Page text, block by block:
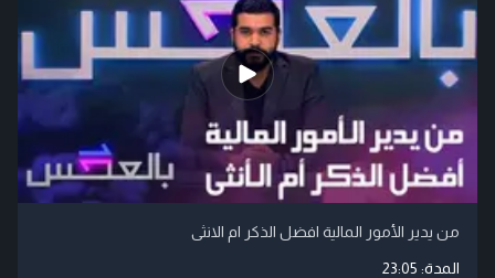
من يدير الأمور المالية افضل الذكر ام الانثى
المدة: 23:05